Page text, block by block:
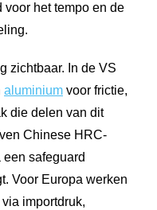
het tempo en de
zichtbaar. In de VS
aluminium voor frictie,
die delen van dit
Chinese HRC-
safeguard
Voor Europa werken
importdruk,